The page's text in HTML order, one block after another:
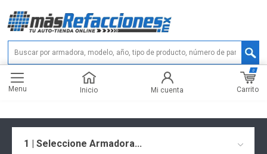
Menu Inicio Mi cuenta Carrito
0
1 | Seleccione Armadora...